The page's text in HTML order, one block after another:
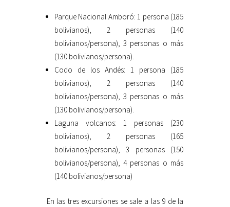
Parque Nacional Amboró: 1 persona (185
bolivianos), 2 personas (140
bolivianos/persona), 3 personas o más
(130 bolivianos/persona).
Codo de los Andés: 1 persona (185
bolivianos), 2 personas (140
bolivianos/persona), 3 personas o más
(130 bolivianos/persona).
Laguna volcanos: 1 personas (230
bolivianos), 2 personas (165
bolivianos/persona), 3 personas (150
bolivianos/persona), 4 personas o más
(140 bolivianos/persona)
En las tres excursiones se sale a las 9 de la